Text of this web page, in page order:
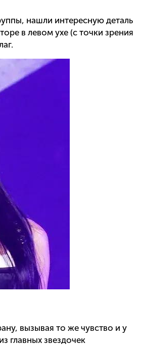
нашли интересную деталь
в левом ухе (с точки зрения
вызывая то же чувство и у
главных звездочек